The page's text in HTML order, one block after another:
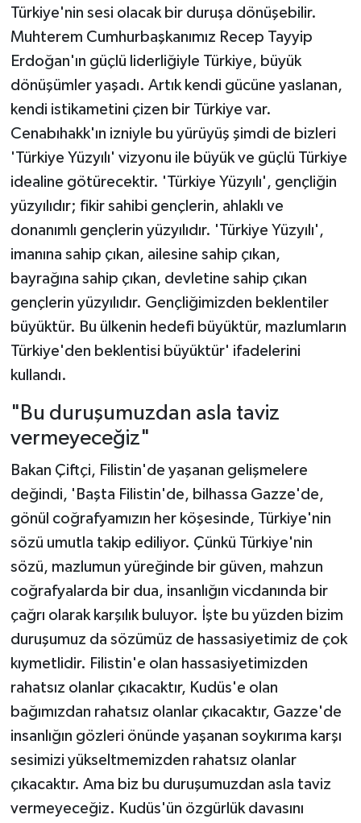
Türkiye'nin sesi olacak bir duruşa dönüşebilir.
Muhterem Cumhurbaşkanımız Recep Tayyip
Erdoğan'ın güçlü liderliğiyle Türkiye, büyük
dönüşümler yaşadı. Artık kendi gücüne yaslanan,
kendi istikametini çizen bir Türkiye var.
Cenabıhakk'ın izniyle bu yürüyüş şimdi de bizleri
'Türkiye Yüzyılı' vizyonu ile büyük ve güçlü Türkiye
idealine götürecektir. 'Türkiye Yüzyılı', gençliğin
yüzyılıdır; fikir sahibi gençlerin, ahlaklı ve
donanımlı gençlerin yüzyılıdır. 'Türkiye Yüzyılı',
imanına sahip çıkan, ailesine sahip çıkan,
bayrağına sahip çıkan, devletine sahip çıkan
gençlerin yüzyılıdır. Gençliğimizden beklentiler
büyüktür. Bu ülkenin hedefi büyüktür, mazlumların
Türkiye'den beklentisi büyüktür' ifadelerini
kullandı.
"Bu duruşumuzdan asla taviz
vermeyeceğiz"
Bakan Çiftçi, Filistin'de yaşanan gelişmelere
değindi, 'Başta Filistin'de, bilhassa Gazze'de,
gönül coğrafyamızın her köşesinde, Türkiye'nin
sözü umutla takip ediliyor. Çünkü Türkiye'nin
sözü, mazlumun yüreğinde bir güven, mahzun
coğrafyalarda bir dua, insanlığın vicdanında bir
çağrı olarak karşılık buluyor. İşte bu yüzden bizim
duruşumuz da sözümüz de hassasiyetimiz de çok
kıymetlidir. Filistin'e olan hassasiyetimizden
rahatsız olanlar çıkacaktır, Kudüs'e olan
bağımızdan rahatsız olanlar çıkacaktır, Gazze'de
insanlığın gözleri önünde yaşanan soykırıma karşı
sesimizi yükseltmemizden rahatsız olanlar
çıkacaktır. Ama biz bu duruşumuzdan asla taviz
vermeyeceğiz. Kudüs'ün özgürlük davasını